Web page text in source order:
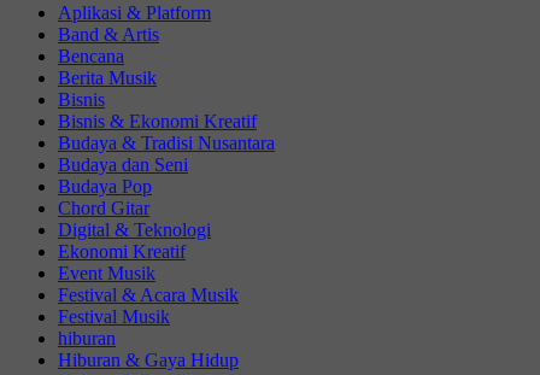
Aplikasi & Platform
Band & Artis
Bencana
Berita Musik
Bisnis
Bisnis & Ekonomi Kreatif
Budaya & Tradisi Nusantara
Budaya dan Seni
Budaya Pop
Chord Gitar
Digital & Teknologi
Ekonomi Kreatif
Event Musik
Festival & Acara Musik
Festival Musik
hiburan
Hiburan & Gaya Hidup